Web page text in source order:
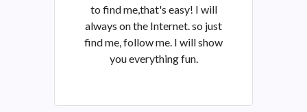
to find me,that's easy! I will
always on the Internet. so just
find me, follow me. I will show
you everything fun.